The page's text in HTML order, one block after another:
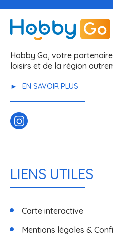
Hobby Go, votre
loisirs et de la région
EN SAVOIR PLUS
LIENS UTILES
Carte interactive
Mentions légales &